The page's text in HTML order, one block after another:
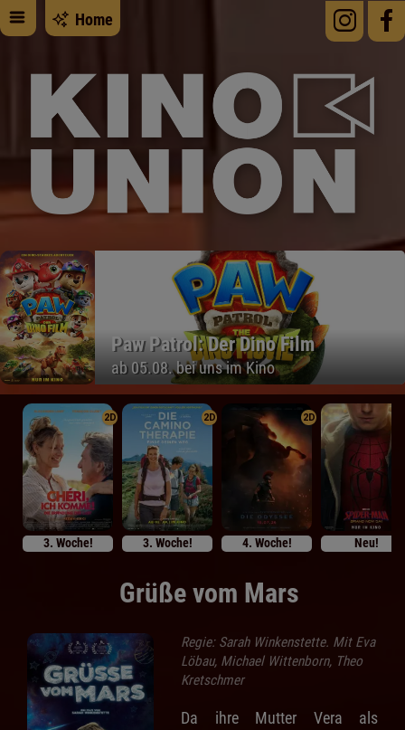
Home
Paw Patrol: Der Dino Film
ab 05.08. bei uns im Kino
2D
3. Woche!
2D
3. Woche!
2D
4. Woche! Neu!
Grüße vom Mars
Regie: Sarah Winkenstette. Mit Eva
Löbau, Michael Wittenborn, Theo
Kretschmer
Da ihre Mutter Vera als